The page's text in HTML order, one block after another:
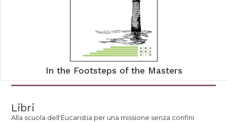
In the Footsteps of the Masters
Libri
Alla scuola dell'Eucaristia per una missione senza confini